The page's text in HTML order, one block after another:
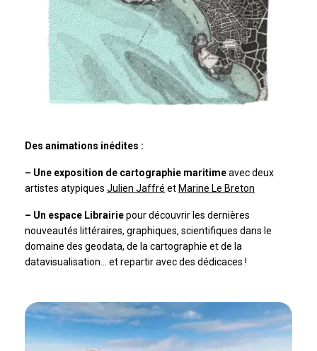
Des animations inédites :
– Une exposition de cartographie maritimeavec deux
artistes atypiques Julien Jaffré etMarine Le Breton
– Un espace Librairiepour découvrir les dernières
nouveautés littéraires, graphiques, scientifiques dans le
domaine des geodata, de la cartographie et de la
datavisualisation… et repartir avec des dédicaces !